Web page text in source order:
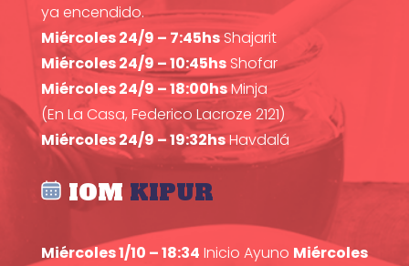
ya encendido.
Miércoles 24/9 – 7:45hsShajarit
Miércoles 24/9 – 10:45hsShofar
Miércoles 24/9 – 18:00hsMinja
(En La Casa, Federico Lacroze 2121)
Miércoles 24/9 – 19:32hsHavdalá
IOM KIPUR
Miércoles 1/10 – 18:34 Inicio Ayuno Miércoles